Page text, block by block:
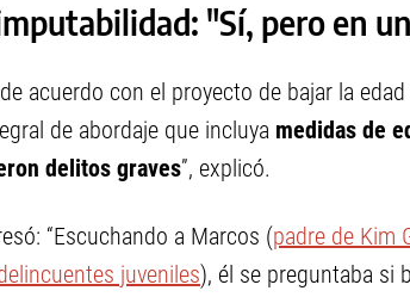
"Sí, pero en
acuerdo con el proyecto de bajar la
de abordaje que incluya medidas de
delitos graves”, explicó.
“Escuchando a Marcos (padre de Kim
juveniles), él se preguntaba si